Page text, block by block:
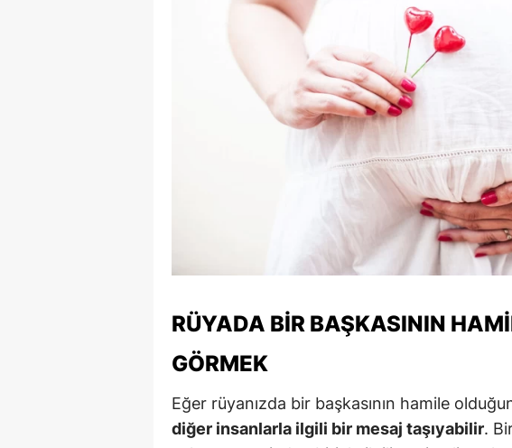
Mardin
Muğla
Muş
Nevşehir
Niğde
Ordu
Rize
Samsun
Sinop
Sivas
RÜYADA BIR BAŞKASININ
GÖRMEK
Eğer rüyanızda bir başkasının hamile
diğer insanlarla ilgili bir mesaj taşıyabilir.